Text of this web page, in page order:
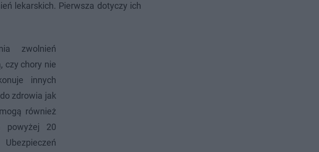
lekarskich. Pierwsza dotyczy ich
zwolnień
czy chory nie
innych
zdrowia jak
również
powyżej 20